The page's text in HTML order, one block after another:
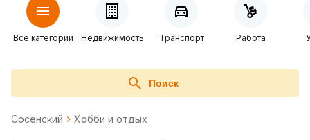
Все категории Недвижимость Транспорт Работа
Поиск
Сосенский Хобби и отдых